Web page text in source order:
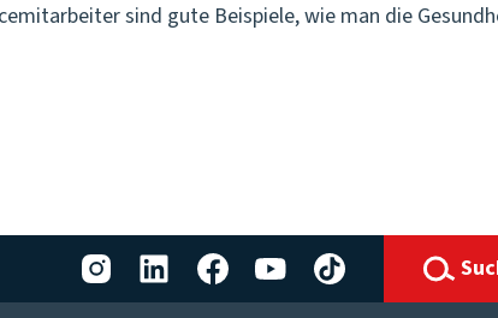
sind gute Beispiele, wie man die